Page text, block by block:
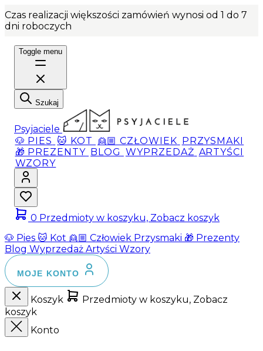
Czas realizacji większości zamówień wynosi od 1 do 7
dni roboczych
Toggle menu
Szukaj
Psyjaciele
🐶 PIES 🐱 KOT 👱🏼 CZŁOWIEK PRZYSMAKI
🎁 PREZENTY BLOG WYPRZEDAŻ ARTYŚCI
WZORY
0 Przedmioty w koszyku, Zobacz koszyk
🐶 Pies 🐱 Kot 👱🏼 Człowiek Przysmaki 🎁 Prezenty
Blog Wyprzedaż Artyści Wzory
MOJE KONTO
Koszyk
Przedmioty w koszyku, Zobacz
koszyk
Konto